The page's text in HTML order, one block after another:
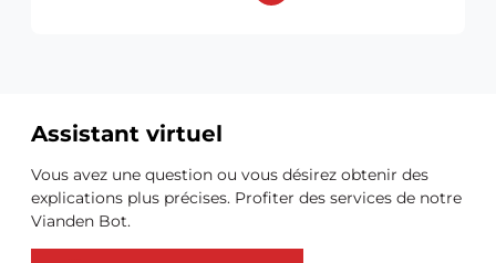
Ressources
supplémentaires
Assistant virtuel
Vous avez une question ou vous désirez obtenir des
explications plus précises. Profiter des services de notre
Vianden Bot.